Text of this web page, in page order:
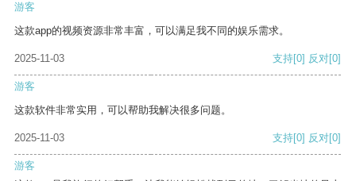
游客
这款app的视频资源非常丰富，可以满足我不同的娱乐需求。
2025-11-03 支持[0] 反对[0]
游客
这款软件非常实用，可以帮助我解决很多问题。
2025-11-03 支持[0] 反对[0]
游客